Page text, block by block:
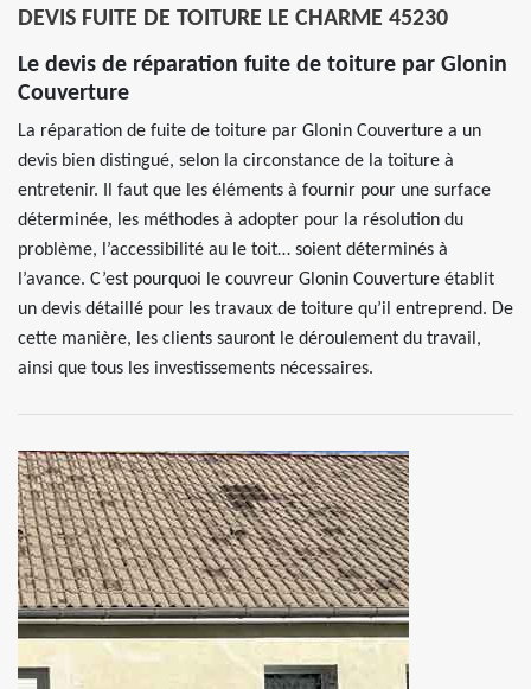
DEVIS FUITE DE TOITURE LE CHARME 45230
Le devis de réparation fuite de toiture par Glonin
Couverture
La réparation de fuite de toiture par Glonin Couverture a un
devis bien distingué, selon la circonstance de la toiture à
entretenir. Il faut que les éléments à fournir pour une surface
déterminée, les méthodes à adopter pour la résolution du
problème, l’accessibilité au le toit… soient déterminés à
l’avance. C’est pourquoi le couvreur Glonin Couverture établit
un devis détaillé pour les travaux de toiture qu’il entreprend. De
cette manière, les clients sauront le déroulement du travail,
ainsi que tous les investissements nécessaires.